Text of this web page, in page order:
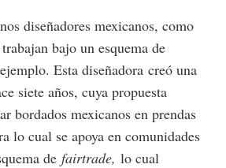
diseñadores mexicanos, como
bajo un esquema de
Esta diseñadora creó una
siete años, cuya propuesta
bordados mexicanos en prendas
lo cual se apoya en comunidades
de fairtrade, lo cual